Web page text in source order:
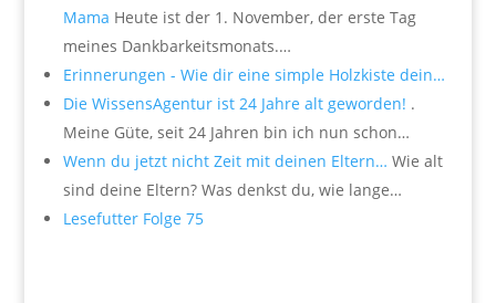
Mama Heute ist der 1. November, der erste Tag
meines Dankbarkeitsmonats.…
Erinnerungen - Wie dir eine simple Holzkiste dein…
Die WissensAgentur ist 24 Jahre alt geworden! .
Meine Güte, seit 24 Jahren bin ich nun schon…
Wenn du jetzt nicht Zeit mit deinen Eltern… Wie alt
sind deine Eltern? Was denkst du, wie lange…
Lesefutter Folge 75